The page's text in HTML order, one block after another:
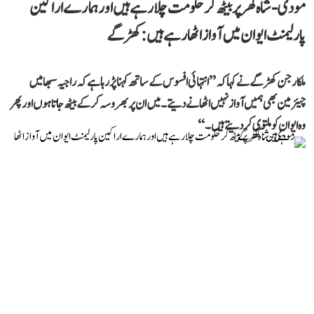
مودی-شاہ گھر پر بیٹھ کر حکومت چلا رہے ہیں اور ہمارے اراکین
پارلیمنٹ ایوان میں آواز اٹھا رہے ہیں: کھڑگے
ملکارجن کھڑگے نے کہا کہ ’’انتہائی افسوس کے ساتھ کہنا پڑ رہا ہے کہ راجیہ سبھا میں
چیئرمین بھی ہمیں آواز نہیں اٹھانے دیتے۔ میں ان پر بھروسہ کر کے بیٹھ جاتا ہوں اور پھر
وہ ایوان کو ملتوی کر دیتے ہیں۔‘‘